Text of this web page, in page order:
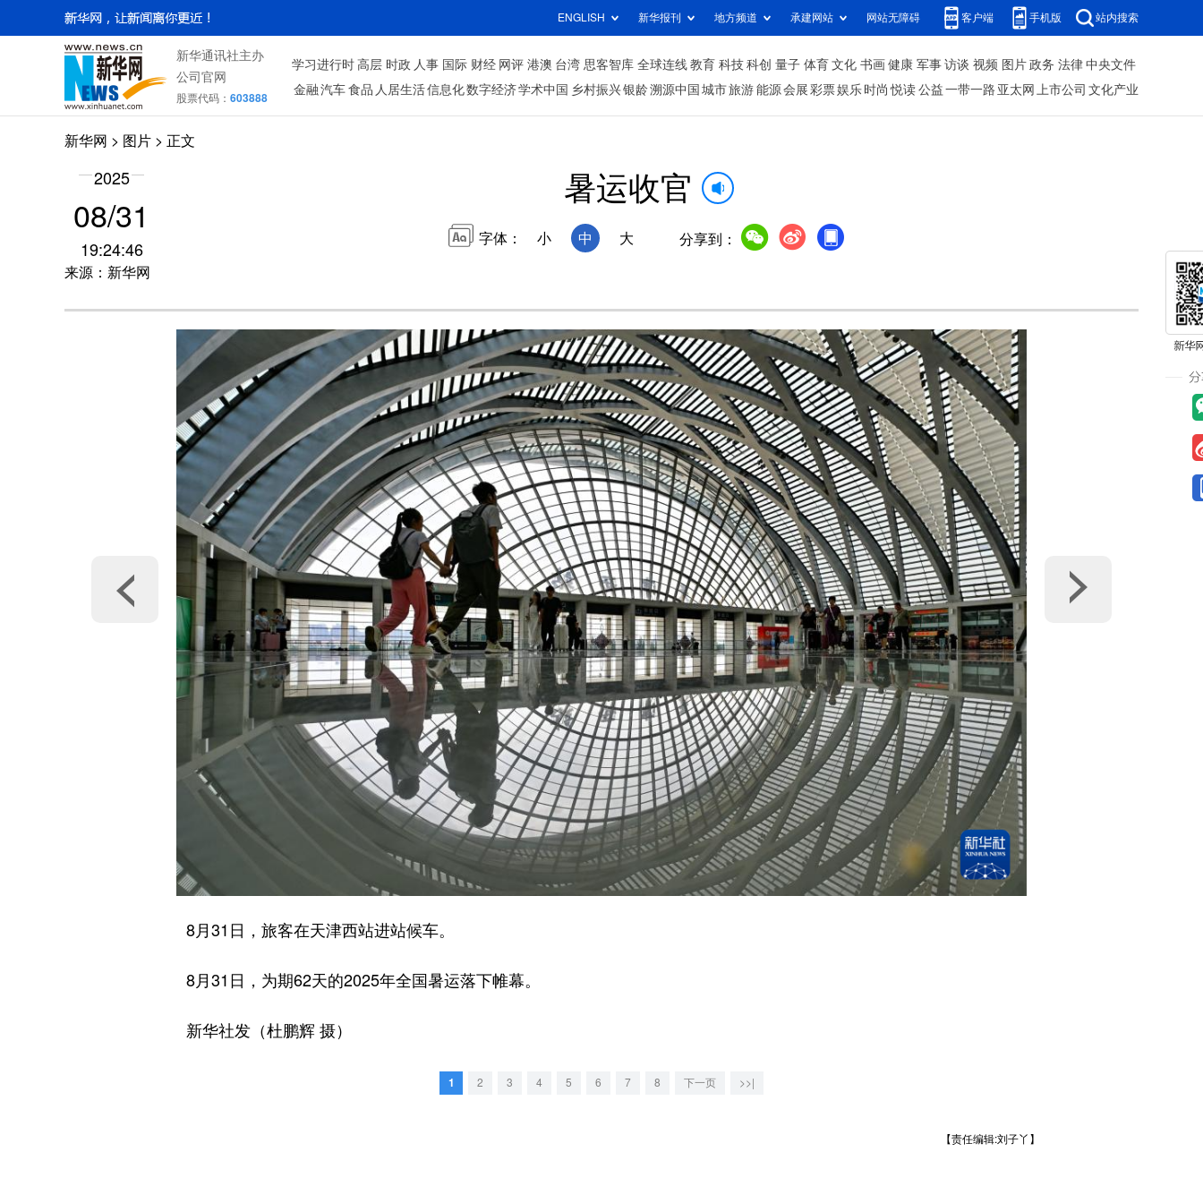
ENGLISH 新华报刊 地方频道 承建网站 网站无障碍 客户端 手机版 站内搜索
新华通讯社主办
公司官网
股票代码： 603888
学习进行时 高层 时政 人事 国际 财经 网评 港澳 台湾 思客智库 全球连线 教育 科技 科创 量子 体育 文化 书画 健康 军事 访谈 视频 图片 政务 法律 中央文件
金融 汽车 食品 人居生活信息化数字经济学术中国 乡村振兴银龄溯源中国 城市旅游 能源 会展 彩票娱乐 时尚 悦读 公益 一带一路 亚太网 上市公司 文化产业
新华网 > 图片 > 正文
2025
08/31
19:24:46
来源：新华网
暑运收官
字体： 小 中 大 分享到：
8月31日，旅客在天津西站进站候车。
8月31日，为期62天的2025年全国暑运落下帷幕。
新华社发（杜鹏辉 摄）
1 2 3 4 5 6 7 8 下一页 >>|
【责任编辑:刘子丫】